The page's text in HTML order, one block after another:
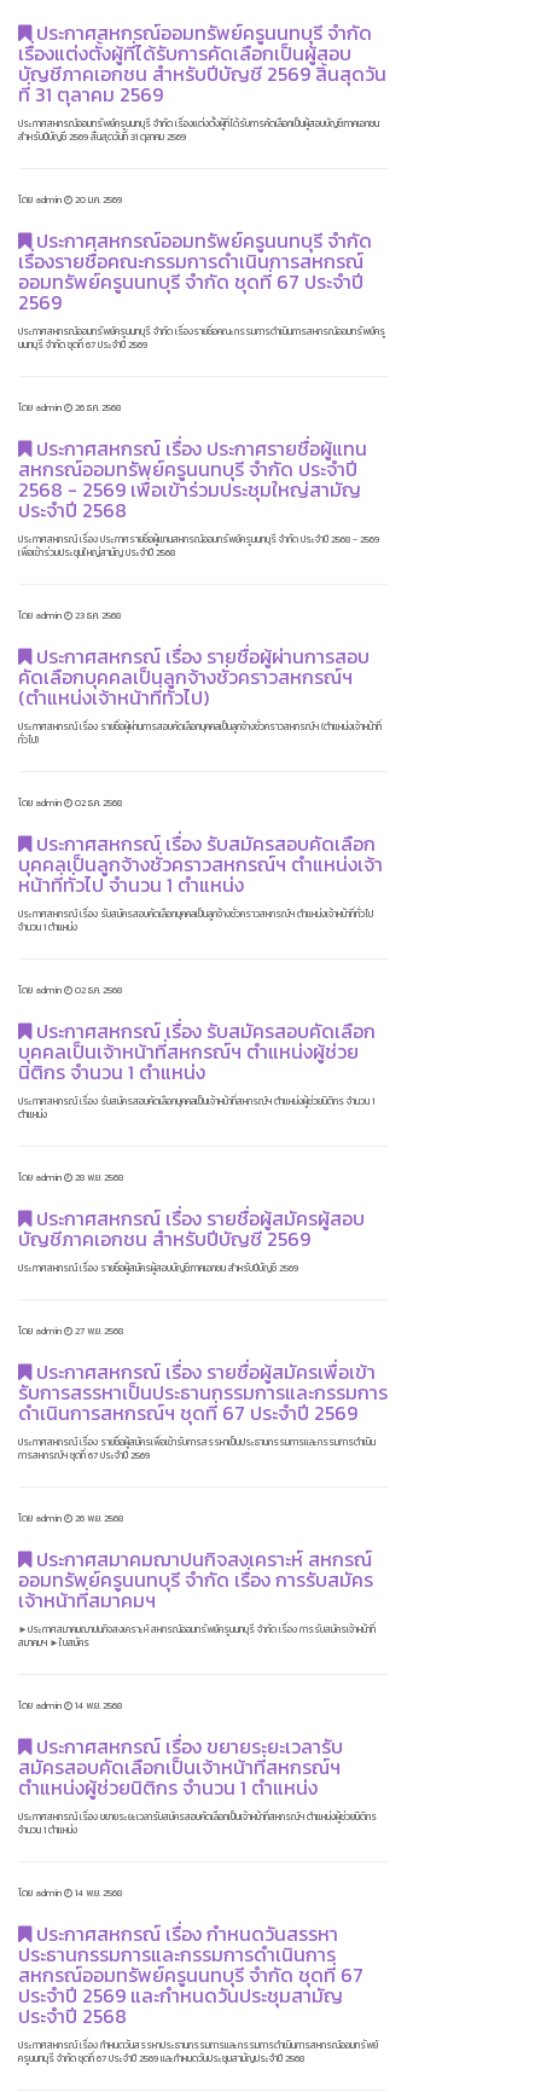
ประกาศสหกรณ์ออมทรัพย์ครูนนทบุรี จำกัด
เรื่องแต่งตั้งผู้ที่ได้รับการคัดเลือกเป็นผู้สอบ
บัญชีภาคเอกชน สำหรับปีบัญชี 2569 สิ้นสุดวัน
ที่ 31 ตุลาคม 2569
ประกาศสหกรณ์ออมทรัพย์ครูนนทบุรี จำกัด เรื่องแต่งตั้งผู้ที่ได้รับการคัดเลือกเป็นผู้สอบบัญชีภาคเอกชน
สำหรับปีบัญชี 2569 สิ้นสุดวันที่ 31 ตุลาคม 2569
โดย admin 20 ม.ค. 2569
ประกาศสหกรณ์ออมทรัพย์ครูนนทบุรี จำกัด
เรื่องรายชื่อคณะกรรมการดำเนินการสหกรณ์
ออมทรัพย์ครูนนทบุรี จำกัด ชุดที่ 67 ประจำปี
2569
ประกาศสหกรณ์ออมทรัพย์ครูนนทบุรี จำกัด เรื่องรายชื่อคณะกรรมการดำเนินการสหกรณ์ออมทรัพย์ครู
นนทบุรี จำกัด ชุดที่ 67 ประจำปี 2569
โดย admin 26 ธ.ค. 2568
ประกาศสหกรณ์ เรื่อง ประกาศรายชื่อผู้แทน
สหกรณ์ออมทรัพย์ครูนนทบุรี จำกัด ประจำปี
2568 - 2569 เพื่อเข้าร่วมประชุมใหญ่สามัญ
ประจำปี 2568
ประกาศสหกรณ์ เรื่อง ประกาศรายชื่อผู้แทนสหกรณ์ออมทรัพย์ครูนนทบุรี จำกัด ประจำปี 2568 - 2569
เพื่อเข้าร่วมประชุมใหญ่สามัญ ประจำปี 2568
โดย admin 23 ธ.ค. 2568
ประกาศสหกรณ์ เรื่อง รายชื่อผู้ผ่านการสอบ
คัดเลือกบุคคลเป็นลูกจ้างชั่วคราวสหกรณ์ฯ
(ตำแหน่งเจ้าหน้าที่ทั่วไป)
ประกาศสหกรณ์ เรื่อง รายชื่อผู้ผ่านการสอบคัดเลือกบุคคลเป็นลูกจ้างชั่วคราวสหกรณ์ฯ (ตำแหน่งเจ้าหน้าที่
ทั่วไป)
โดย admin 02 ธ.ค. 2568
ประกาศสหกรณ์ เรื่อง รับสมัครสอบคัดเลือก
บุคคลเป็นลูกจ้างชั่วคราวสหกรณ์ฯ ตำแหน่งเจ้า
หน้าที่ทั่วไป จำนวน 1 ตำแหน่ง
ประกาศสหกรณ์ เรื่อง รับสมัครสอบคัดเลือกบุคคลเป็นลูกจ้างชั่วคราวสหกรณ์ฯ ตำแหน่งเจ้าหน้าที่ทั่วไป
จำนวน 1 ตำแหน่ง
โดย admin 02 ธ.ค. 2568
ประกาศสหกรณ์ เรื่อง รับสมัครสอบคัดเลือก
บุคคลเป็นเจ้าหน้าที่สหกรณ์ฯ ตำแหน่งผู้ช่วย
นิติกร จำนวน 1 ตำแหน่ง
ประกาศสหกรณ์ เรื่อง รับสมัครสอบคัดเลือกบุคคลเป็นเจ้าหน้าที่สหกรณ์ฯ ตำแหน่งผู้ช่วยนิติกร จำนวน 1
ตำแหน่ง
โดย admin 28 พ.ย. 2568
ประกาศสหกรณ์ เรื่อง รายชื่อผู้สมัครผู้สอบ
บัญชีภาคเอกชน สำหรับปีบัญชี 2569
ประกาศสหกรณ์ เรื่อง รายชื่อผู้สมัครผู้สอบบัญชีภาคเอกชน สำหรับปีบัญชี 2569
โดย admin 27 พ.ย. 2568
ประกาศสหกรณ์ เรื่อง รายชื่อผู้สมัครเพื่อเข้า
รับการสรรหาเป็นประธานกรรมการและกรรมการ
ดำเนินการสหกรณ์ฯ ชุดที่ 67 ประจำปี 2569
ประกาศสหกรณ์ เรื่อง รายชื่อผู้สมัครเพื่อเข้ารับการสรรหาเป็นประธานกรรมการและกรรมการดำเนิน
การสหกรณ์ฯ ชุดที่ 67 ประจำปี 2569
โดย admin 26 พ.ย. 2568
ประกาศสมาคมฌาปนกิจสงเคราะห์ สหกรณ์
ออมทรัพย์ครูนนทบุรี จำกัด เรื่อง การรับสมัคร
เจ้าหน้าที่สมาคมฯ
►ประกาศสมาคมฌาปนกิจสงเคราะห์ สหกรณ์ออมทรัพย์ครูนนทบุรี จำกัด เรื่อง การรับสมัครเจ้าหน้าที่
สมาคมฯ ►ใบสมัคร
โดย admin 14 พ.ย. 2568
ประกาศสหกรณ์ เรื่อง ขยายระยะเวลารับ
สมัครสอบคัดเลือกเป็นเจ้าหน้าที่สหกรณ์ฯ
ตำแหน่งผู้ช่วยนิติกร จำนวน 1 ตำแหน่ง
ประกาศสหกรณ์ เรื่อง ขยายระยะเวลารับสมัครสอบคัดเลือกเป็นเจ้าหน้าที่สหกรณ์ฯ ตำแหน่งผู้ช่วยนิติกร
จำนวน 1 ตำแหน่ง
โดย admin 14 พ.ย. 2568
ประกาศสหกรณ์ เรื่อง กำหนดวันสรรหา
ประธานกรรมการและกรรมการดำเนินการ
สหกรณ์ออมทรัพย์ครูนนทบุรี จำกัด ชุดที่ 67
ประจำปี 2569 และกำหนดวันประชุมสามัญ
ประจำปี 2568
ประกาศสหกรณ์ เรื่อง กำหนดวันสรรหาประธานกรรมการและกรรมการดำเนินการสหกรณ์ออมทรัพย์
ครูนนทบุรี จำกัด ชุดที่ 67 ประจำปี 2569 และกำหนดวันประชุมสามัญประจำปี 2568